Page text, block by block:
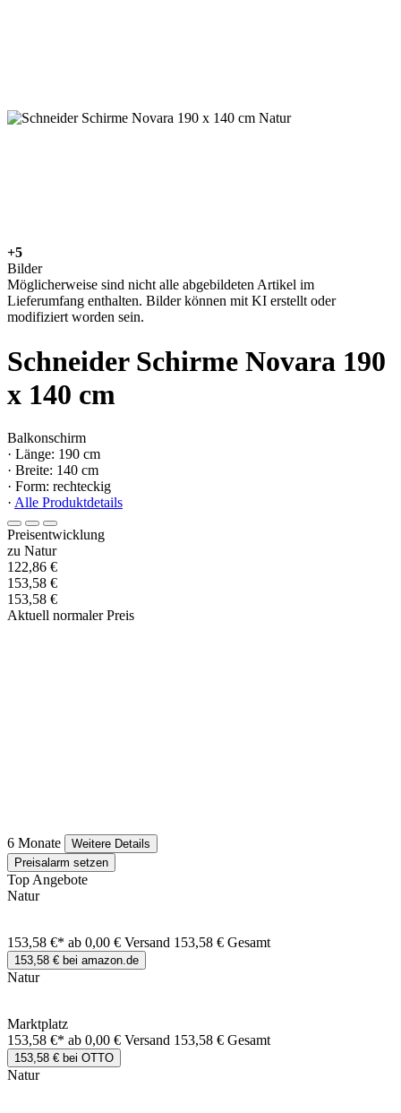
+5
Bilder
Möglicherweise sind nicht alle abgebildeten Artikel im
Lieferumfang enthalten. Bilder können mit KI erstellt oder
modifiziert worden sein.
Schneider Schirme Novara 190
x 140 cm
Balkonschirm
· Länge: 190 cm
· Breite: 140 cm
· Form: rechteckig
· Alle Produktdetails
Preisentwicklung
zu Natur
122,86 €
153,58 €
153,58 €
Aktuell normaler Preis
6 Monate
Weitere Details
Preisalarm setzen
Top Angebote
Natur
153,58 €* ab 0,00 € Versand 153,58 € Gesamt
153,58 € bei amazon.de
Natur
Marktplatz
153,58 €* ab 0,00 € Versand 153,58 € Gesamt
153,58 € bei OTTO
Natur